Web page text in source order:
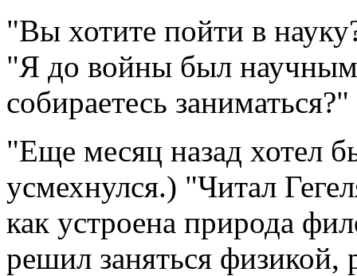
"Вы хотите пойти в
"Я до войны был
собираетесь заниматься?"
"Еще месяц назад хотел
усмехнулся.) "Читал
как устроена природа
решил заняться